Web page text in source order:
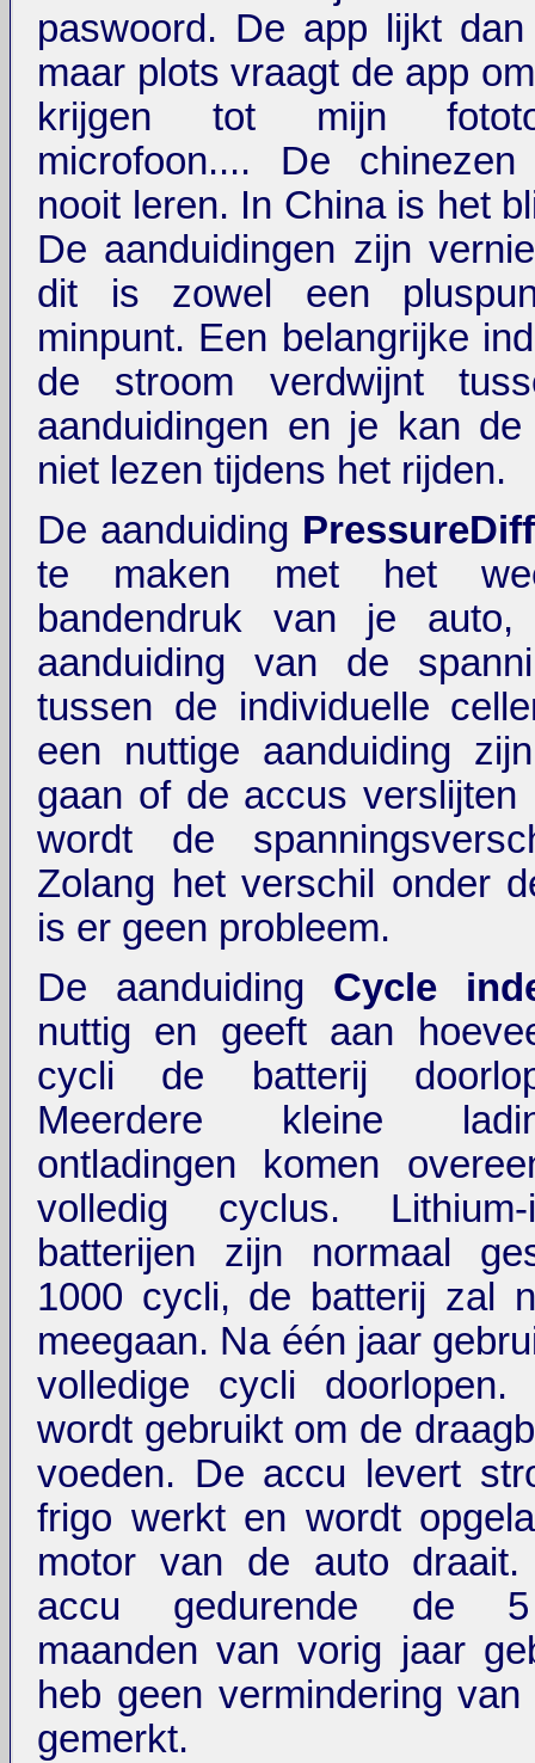
paswoord. De app lijkt
maar plots vraagt de app
krijgen tot mijn
microfoon.... De
nooit leren. In China is het
De aanduidingen zijn
dit is zowel een
minpunt. Een belangrijke
de stroom verdwijnt
aanduidingen en je kan de
niet lezen tijdens het rijden.
De aanduiding PressureDiff
te maken met het
bandendruk van je
aanduiding van de
tussen de individuelle
een nuttige aanduiding
gaan of de accus verslijten
wordt de
Zolang het verschil onder
is er geen probleem.
De aanduiding Cycle
nuttig en geeft aan
cycli de batterij
Meerdere kleine
ontladingen komen
volledig cyclus. Lithium-
batterijen zijn normaal
1000 cycli, de batterij zal
meegaan. Na één jaar
volledige cycli doorlopen.
wordt gebruikt om de
voeden. De accu levert
frigo werkt en wordt
motor van de auto
accu gedurende de 5
maanden van vorig jaar
heb geen vermindering
gemerkt.